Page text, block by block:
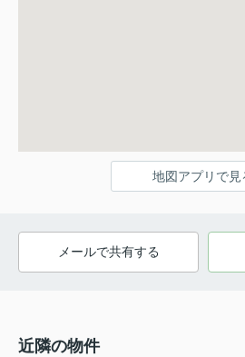
地図アプリで見
メールで共有する
近隣の物件